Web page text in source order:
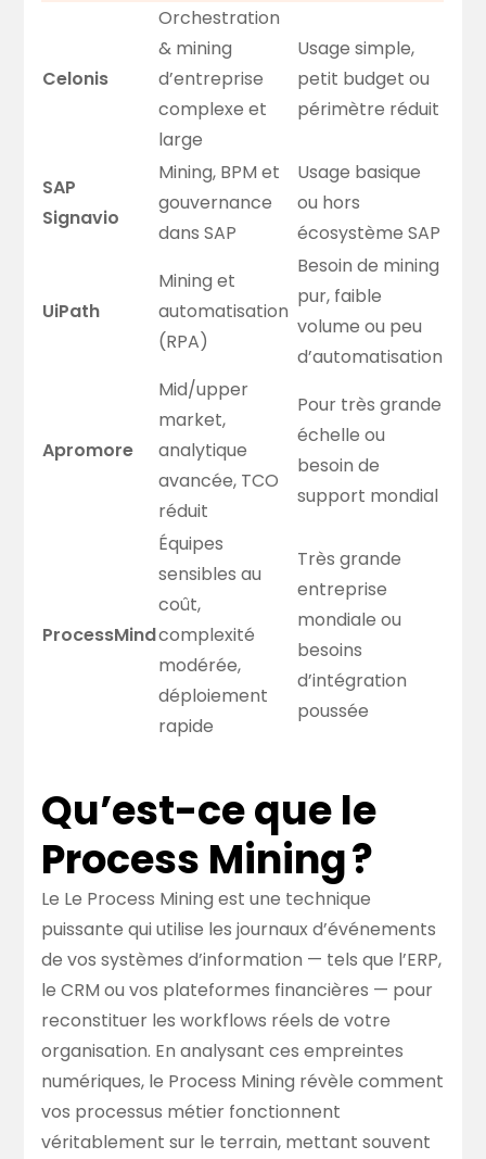
Celonis
Orchestration
& mining
d’entreprise
complexe et
large
Usage simple,
petit budget ou
périmètre réduit
SAP
Signavio
Mining, BPM et
gouvernance
dans SAP
Usage basique
ou hors
écosystème SAP
UiPath
Mining et
automatisation
(RPA)
Besoin de mining
pur, faible
volume ou peu
d’automatisation
Apromore
Mid/upper
market,
analytique
avancée, TCO
réduit
Pour très grande
échelle ou
besoin de
support mondial
ProcessMind
Équipes
sensibles au
coût,
complexité
modérée,
déploiement
rapide
Très grande
entreprise
mondiale ou
besoins
d’intégration
poussée
Qu’est-ce que le
Process Mining ?
Le Le Process Mining est une technique
puissante qui utilise les journaux d’événements
de vos systèmes d’information — tels que l’ERP,
le CRM ou vos plateformes financières — pour
reconstituer les workflows réels de votre
organisation. En analysant ces empreintes
numériques, le Process Mining révèle comment
vos processus métier fonctionnent
véritablement sur le terrain, mettant souvent